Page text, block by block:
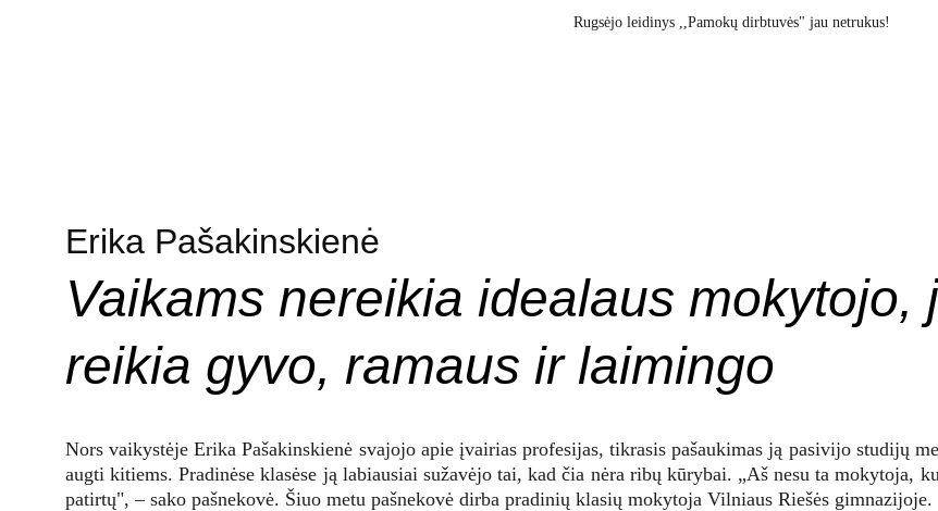
Rugsėjo leidinys ,,Pamokų dirbtuvės" jau netrukus!
Vaikams nereikia idealaus mokytojo,
reikia gyvo, ramaus ir laimingo
Erika Pašakinskienė
Nors vaikystėje Erika Pašakinskienė svajojo apie įvairias profesijas, tikrasis pašaukimas ją pasivijo studijų
augti kitiems. Pradinėse klasėse ją labiausiai sužavėjo tai, kad čia nėra ribų kūrybai. „Aš nesu ta mokytoja,
patirtų", – sako pašnekovė. Šiuo metu pašnekovė dirba pradinių klasių mokytoja Vilniaus Riešės gimnazijoje.